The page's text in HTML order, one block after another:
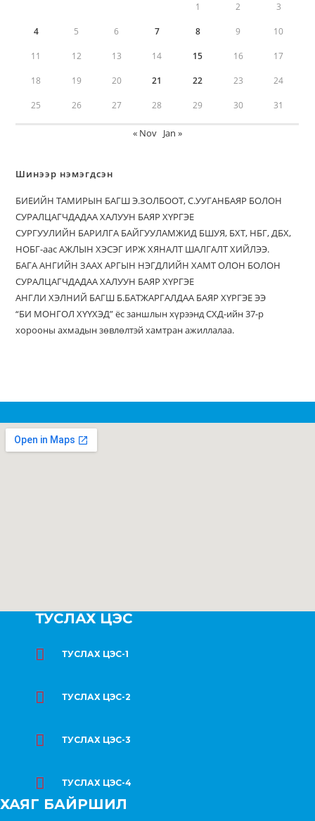
1 2 3
4 5 6 7 8 9 10
11 12 13 14 15 16 17
18 19 20 21 22 23 24
25 26 27 28 29 30 31
« Nov Jan »
Шинээр нэмэгдсэн
БИЕИЙН ТАМИРЫН БАГШ Э.ЗОЛБООТ, С.УУГАНБАЯР БОЛОН
СУРАЛЦАГЧДАДАА ХАЛУУН БАЯР ХҮРГЭЕ
CУРГУУЛИЙН БАРИЛГА БАЙГУУЛАМЖИД БШУЯ, БХТ, НБГ, ДБХ,
НОБГ-аас АЖЛЫН ХЭСЭГ ИРЖ ХЯНАЛТ ШАЛГАЛТ ХИЙЛЭЭ.
БАГА АНГИЙН ЗААХ АРГЫН НЭГДЛИЙН ХАМТ ОЛОН БОЛОН
СУРАЛЦАГЧДАДАА ХАЛУУН БАЯР ХҮРГЭЕ
АНГЛИ ХЭЛНИЙ БАГШ Б.БАТЖАРГАЛДАА БАЯР ХҮРГЭЕ ЭЭ
“БИ МОНГОЛ ХҮҮХЭД” ёс заншлын хүрээнд СХД-ийн 37-р
хорооны ахмадын зөвлөлтэй хамтран ажиллалаа.
ТУСЛАХ ЦЭС
ТУСЛАХ ЦЭС-1
ТУСЛАХ ЦЭС-2
ТУСЛАХ ЦЭС-3
ТУСЛАХ ЦЭС-4
ХАЯГ БАЙРШИЛ